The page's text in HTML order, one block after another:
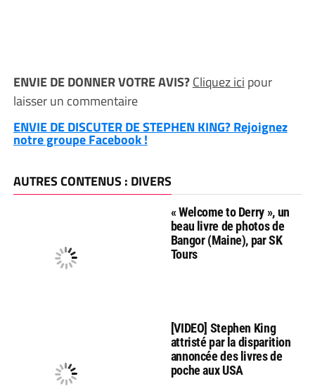
ENVIE DE DONNER VOTRE AVIS?Cliquez ici pour
laisser un commentaire
ENVIE DE DISCUTER DE STEPHEN KING? Rejoignez
notre groupe Facebook !
AUTRES CONTENUS : DIVERS
« Welcome to Derry », un
beau livre de photos de
Bangor (Maine), par SK
Tours
[VIDEO] Stephen King
attristé par la disparition
annoncée des livres de
poche aux USA